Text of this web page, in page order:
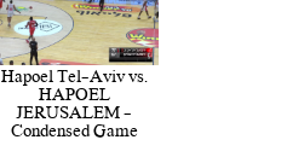
Hapoel Tel-Aviv vs.
HAPOEL
JERUSALEM -
Condensed Game